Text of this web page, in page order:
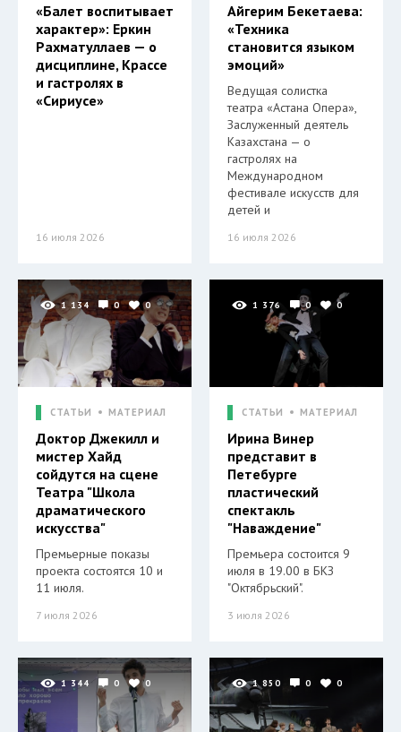
«Балет воспитывает
характер»: Еркин
Рахматуллаев — о
дисциплине, Крассе
и гастролях в
«Сириусе»
16 июля 2026
Айгерим Бекетаева:
«Техника
становится языком
эмоций»
Ведущая солистка
театра «Астана Опера»,
Заслуженный деятель
Казахстана — о
гастролях на
Международном
фестивале искусств для
детей и
16 июля 2026
1 134 0 0
СТАТЬИ МАТЕРИАЛ
Доктор Джекилл и
мистер Хайд
сойдутся на сцене
Театра "Школа
драматического
искусства"
Премьерные показы
проекта состоятся 10 и
11 июля.
7 июля 2026
1 376 0 0
СТАТЬИ МАТЕРИАЛ
Ирина Винер
представит в
Петебурге
пластический
спектакль
"Наваждение"
Премьера состоится 9
июля в 19.00 в БКЗ
"Октябрьский".
3 июля 2026
1 344 0 0 1 850 0 0